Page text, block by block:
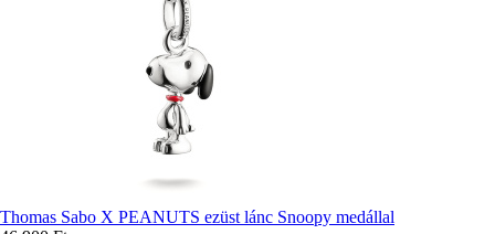
Thomas Sabo X PEANUTS ezüst lánc Snoopy medállal